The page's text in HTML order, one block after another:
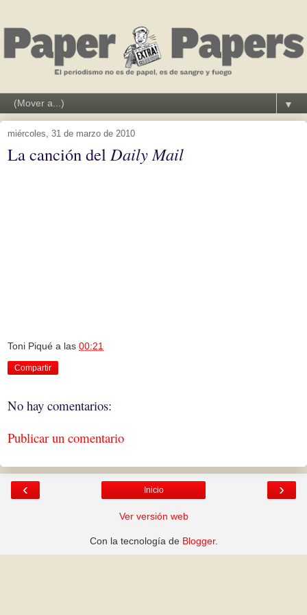
▼
miércoles, 31 de marzo de 2010
La canción delDaily Mail
Toni Piqué a las 00:21
Compartir
No hay comentarios:
Publicar un comentario
‹ ›
Inicio
Ver versión web
Con la tecnología de Blogger.